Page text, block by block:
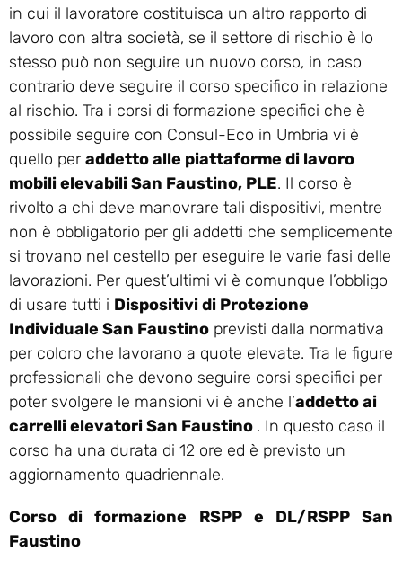
in cui il lavoratore costituisca un altro rapporto di
lavoro con altra società, se il settore di rischio è lo
stesso può non seguire un nuovo corso, in caso
contrario deve seguire il corso specifico in relazione
al rischio. Tra i corsi di formazione specifici che è
possibile seguire con Consul-Eco in Umbria vi è
quello per addetto alle piattaforme di lavoro
mobili elevabili San Faustino, PLE. Il corso è
rivolto a chi deve manovrare tali dispositivi, mentre
non è obbligatorio per gli addetti che semplicemente
si trovano nel cestello per eseguire le varie fasi delle
lavorazioni. Per quest’ultimi vi è comunque l’obbligo
di usare tutti i Dispositivi di Protezione
Individuale San Faustino previsti dalla normativa
per coloro che lavorano a quote elevate. Tra le figure
professionali che devono seguire corsi specifici per
poter svolgere le mansioni vi è anche l’addetto ai
carrelli elevatori San Faustino . In questo caso il
corso ha una durata di 12 ore ed è previsto un
aggiornamento quadriennale.
Corso di formazione RSPP e DL/RSPP San
Faustino